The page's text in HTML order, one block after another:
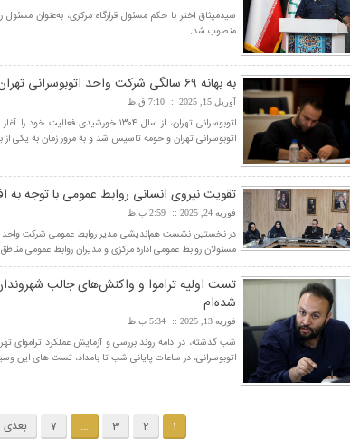
منصوب شد.
به بهانه ۶۹ سالگی شرکت واحد اتوبوسرانی تهران؛ از سکه تا کارت هوشمند
آوریل 15, 2025 7:10 ق.ظ
اتوبوسرانی تهران و حومه تاسیس شد و به مرور زمان به یکی
تقویت نیروی انسانی روابط عمومی با توجه به
فوریه 24, 2025 2:59 ب.ظ
در نخستین نشست هم‌اندیشی مدیر روابط عمومی شرکت واحد
مسئولان روابط عمومی اداره مرکزی و مدیران روابط عمومی
تست اولیه تراموا و واکنش‌های جالب
شده‌ام
فوریه 13, 2025 5:34 ب.ظ
شب گذشته، در ادامه روند بررسی و آزمایش عملکرد تراموای
اتوبوسرانی، در ساعات پایانی شب تا بامداد، تست های این
1
2
3
…
7 بعدی